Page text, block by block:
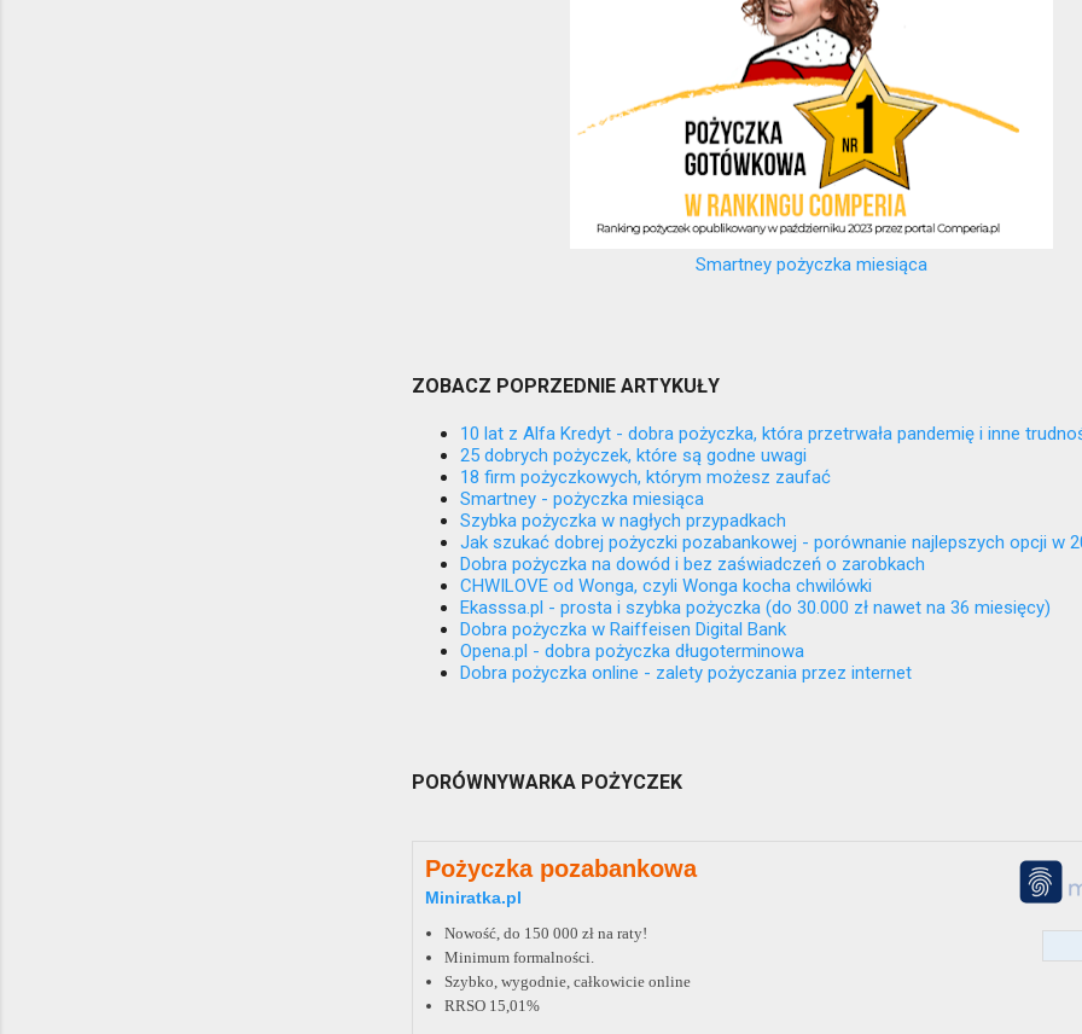
Smartney pożyczka miesiąca
ZOBACZ POPRZEDNIE ARTYKUŁY
10 lat z Alfa Kredyt - dobra pożyczka, która przetrwała pandemię i inne
25 dobrych pożyczek, które są godne uwagi
18 firm pożyczkowych, którym możesz zaufać
Smartney - pożyczka miesiąca
Szybka pożyczka w nagłych przypadkach
Jak szukać dobrej pożyczki pozabankowej - porównanie najlepszych opcji w
Dobra pożyczka na dowód i bez zaświadczeń o zarobkach
CHWILOVE od Wonga, czyli Wonga kocha chwilówki
Ekasssa.pl - prosta i szybka pożyczka (do 30.000 zł nawet na 36 miesięcy)
Dobra pożyczka w Raiffeisen Digital Bank
Opena.pl - dobra pożyczka długoterminowa
Dobra pożyczka online - zalety pożyczania przez internet
PORÓWNYWARKA POŻYCZEK
Pożyczka pozabankowa
Miniratka.pl
Nowość, do 150 000 zł na raty!
Minimum formalności.
Szybko, wygodnie, całkowicie online
RRSO 15,01%